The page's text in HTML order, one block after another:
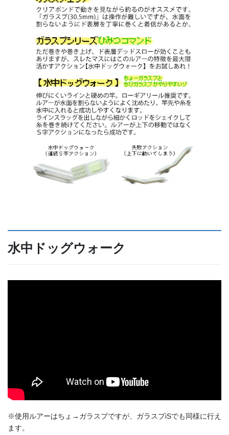
水中ドッグウォーク
※使用ルアーはちょ→ガラスプですが、ガラスプiSでも同様に行え
ます。